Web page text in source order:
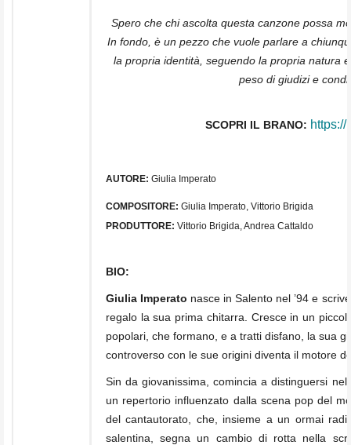
Spero che chi ascolta questa canzone possa
In fondo, è un pezzo che vuole parlare a
la propria identità, seguendo la propria natura
peso di giudizi e
SCOPRI IL BRANO: https://
AUTORE: Giulia Imperato
COMPOSITORE: Giulia Imperato, Vittorio Brigida
PRODUTTORE: Vittorio Brigida, Andrea Cattaldo
BIO:
Giulia Imperato nasce in Salento nel ’94 e
regalo la sua prima chitarra. Cresce in un
popolari, che formano, e a tratti disfano, la sua
controverso con le sue origini diventa il motore
Sin da giovanissima, comincia a distinguersi
un repertorio influenzato dalla scena pop del
del cantautorato, che, insieme a un ormai
salentina, segna un cambio di rotta nella